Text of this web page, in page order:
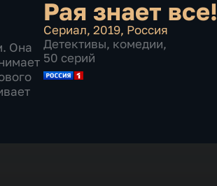
Она
Рая знает все!
Сериал, 2019, Россия
Детективы, комедии,
50 серий